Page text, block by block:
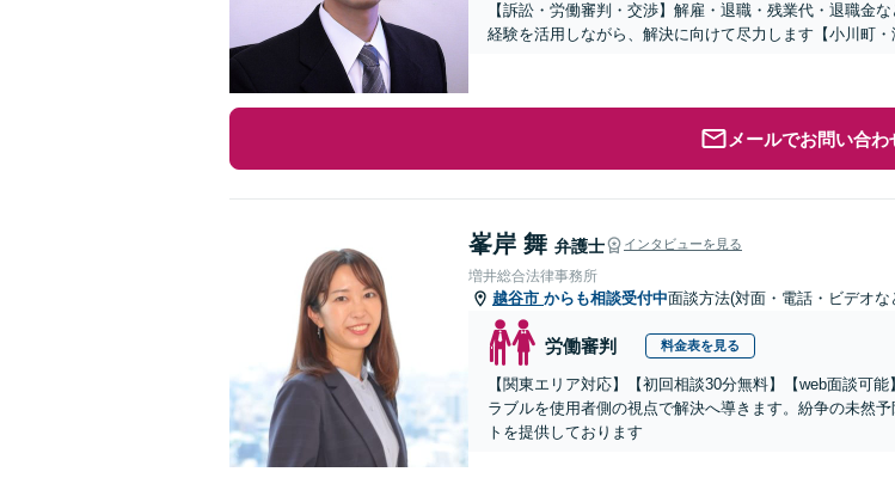
【訴訟・労働審判・交渉】解雇・退職・残業代・退職金
経験を活用しながら、解決に向けて尽力します【小川町
メールでお問い合わ
峯岸 舞 弁護士 インタビューを見る
増井総合法律事務所
越谷市 からも相談受付中面談方法(対面・電話・ビデオな
労働審判 料金表を見る
【関東エリア対応】【初回相談30分無料】【web面談可
ラブルを使用者側の視点で解決へ導きます。紛争の未然
トを提供しております